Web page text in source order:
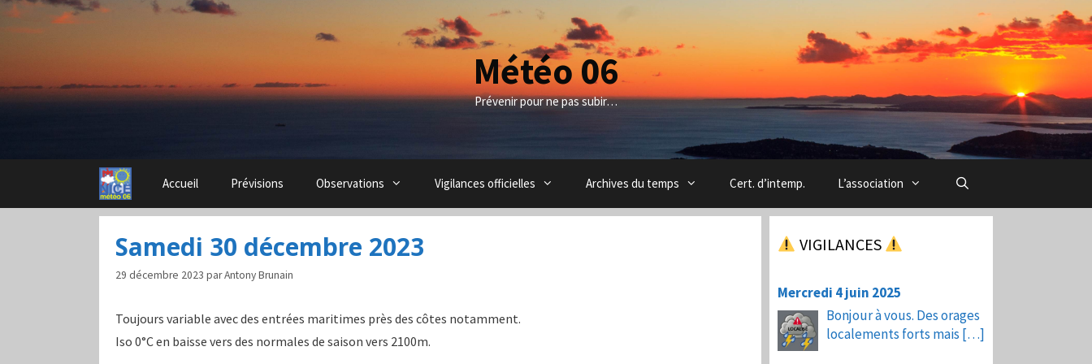
Aller
Météo 06
Prévenir pour ne pas subir…
Accueil Prévisions Observations Vigilances officielles Archives du temps Cert. d’intemp. L’association
Samedi 30 décembre 2023
29 décembre 2023 parAntony Brunain
Toujours variable avec des entrées maritimes près des côtes notamment.
Iso 0°C en baisse vers des normales de saison vers 2100m.
VIGILANCES
Mercredi 4 juin 2025
Bonjour à vous. Des orages
localements forts mais […]